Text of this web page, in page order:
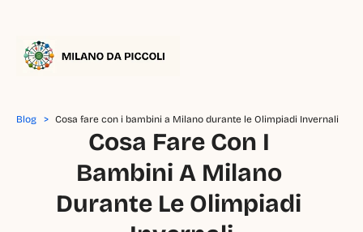
Blog   > Cosa fare con i bambini a Milano durante le Olimpiadi Invernali
Cosa Fare Con I
Bambini A Milano
Durante Le Olimpiadi